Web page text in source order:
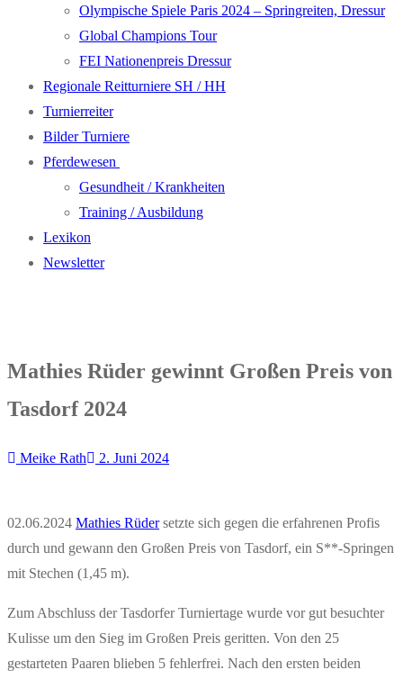
Olympische Spiele Paris 2024 – Springreiten, Dressur
Global Champions Tour
FEI Nationenpreis Dressur
Regionale Reitturniere SH / HH
Turnierreiter
Bilder Turniere
Pferdewesen
Gesundheit / Krankheiten
Training / Ausbildung
Lexikon
Newsletter
Mathies Rüder gewinnt Großen Preis von
Tasdorf 2024
Meike Rath 2. Juni 2024
02.06.2024 Mathies Rüdersetzte sich gegen die erfahrenen Profis
durch und gewann den Großen Preis von Tasdorf, ein S**-Springen
mit Stechen (1,45 m).
Zum Abschluss der Tasdorfer Turniertage wurde vor gut besuchter
Kulisse um den Sieg im Großen Preis geritten. Von den 25
gestarteten Paaren blieben 5 fehlerfrei. Nach den ersten beiden